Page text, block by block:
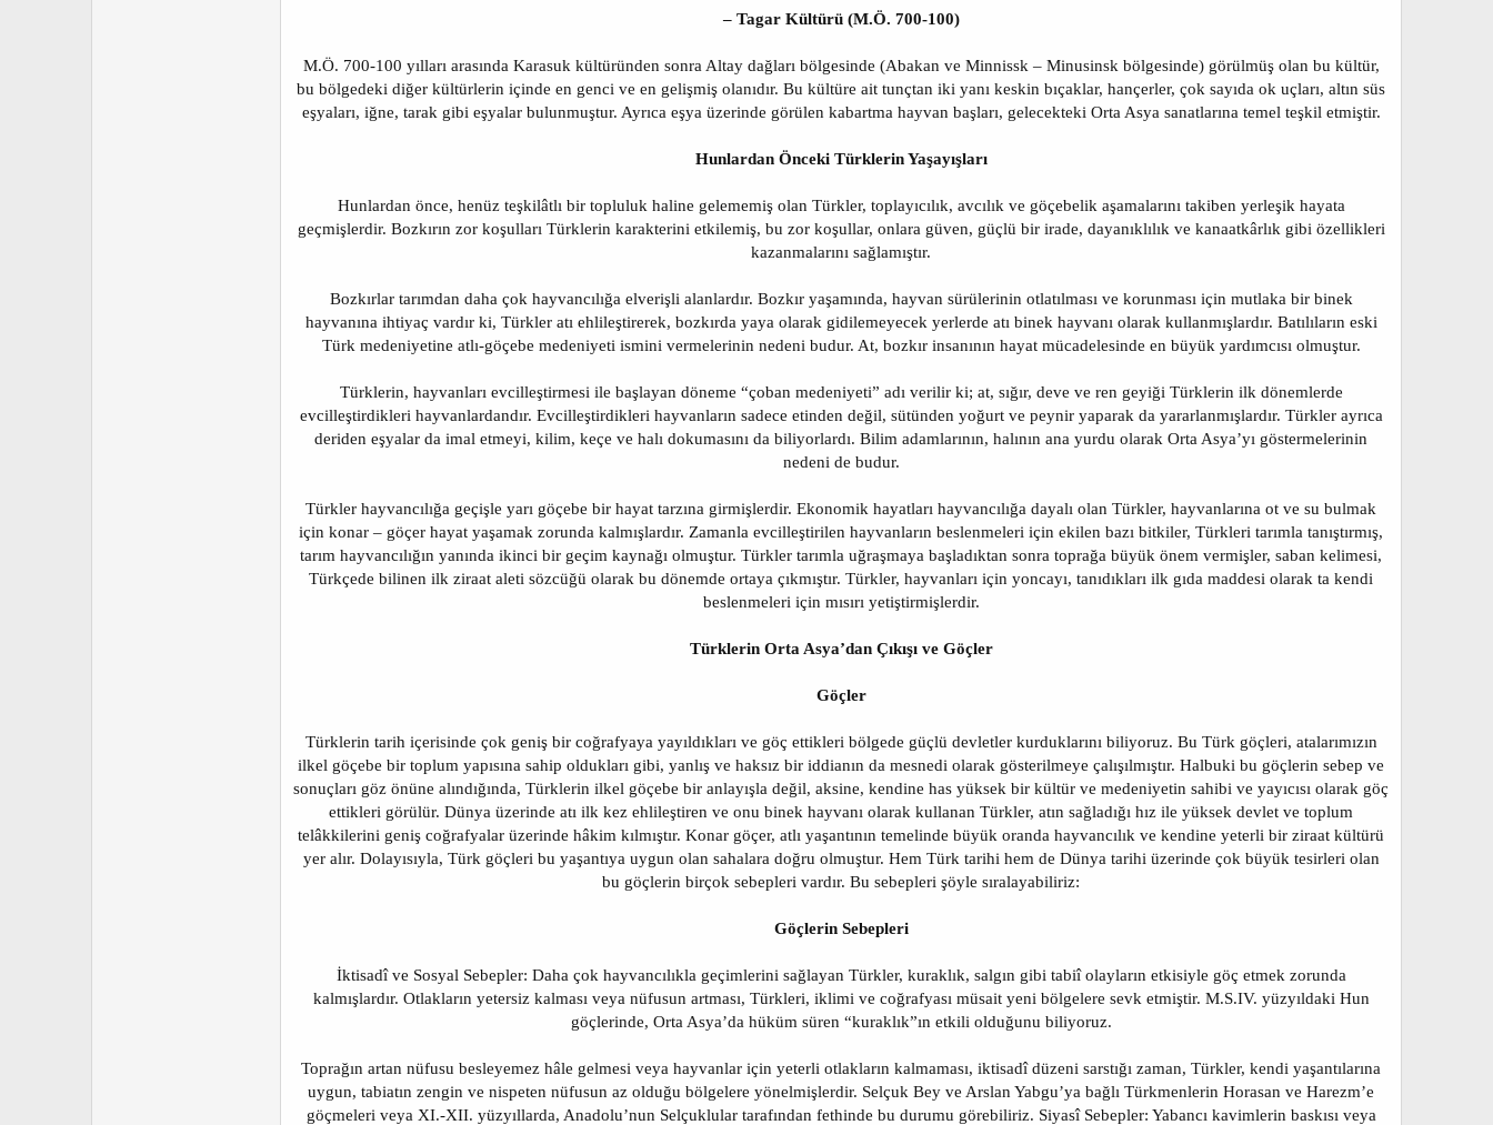
– Tagar Kültürü (M.Ö. 700-100)
M.Ö. 700-100 yılları arasında Karasuk kültüründen sonra Altay dağları bölgesinde (Abakan ve Minnissk – Minusinsk bölgesinde) görülmüş olan bu kültür,
bu bölgedeki diğer kültürlerin içinde en genci ve en gelişmiş olanıdır. Bu kültüre ait tunçtan iki yanı keskin bıçaklar, hançerler, çok sayıda ok uçları, altın süs
eşyaları, iğne, tarak gibi eşyalar bulunmuştur. Ayrıca eşya üzerinde görülen kabartma hayvan başları, gelecekteki Orta Asya sanatlarına temel teşkil etmiştir.
Hunlardan Önceki Türklerin Yaşayışları
Hunlardan önce, henüz teşkilâtlı bir topluluk haline gelememiş olan Türkler, toplayıcılık, avcılık ve göçebelik aşamalarını takiben yerleşik hayata
geçmişlerdir. Bozkırın zor koşulları Türklerin karakterini etkilemiş, bu zor koşullar, onlara güven, güçlü bir irade, dayanıklılık ve kanaatkârlık gibi özellikleri
kazanmalarını sağlamıştır.
Bozkırlar tarımdan daha çok hayvancılığa elverişli alanlardır. Bozkır yaşamında, hayvan sürülerinin otlatılması ve korunması için mutlaka bir binek
hayvanına ihtiyaç vardır ki, Türkler atı ehlileştirerek, bozkırda yaya olarak gidilemeyecek yerlerde atı binek hayvanı olarak kullanmışlardır. Batılıların eski
Türk medeniyetine atlı-göçebe medeniyeti ismini vermelerinin nedeni budur. At, bozkır insanının hayat mücadelesinde en büyük yardımcısı olmuştur.
Türklerin, hayvanları evcilleştirmesi ile başlayan döneme “çoban medeniyeti” adı verilir ki; at, sığır, deve ve ren geyiği Türklerin ilk dönemlerde
evcilleştirdikleri hayvanlardandır. Evcilleştirdikleri hayvanların sadece etinden değil, sütünden yoğurt ve peynir yaparak da yararlanmışlardır. Türkler ayrıca
deriden eşyalar da imal etmeyi, kilim, keçe ve halı dokumasını da biliyorlardı. Bilim adamlarının, halının ana yurdu olarak Orta Asya’yı göstermelerinin
nedeni de budur.
Türkler hayvancılığa geçişle yarı göçebe bir hayat tarzına girmişlerdir. Ekonomik hayatları hayvancılığa dayalı olan Türkler, hayvanlarına ot ve su bulmak
için konar – göçer hayat yaşamak zorunda kalmışlardır. Zamanla evcilleştirilen hayvanların beslenmeleri için ekilen bazı bitkiler, Türkleri tarımla tanıştırmış,
tarım hayvancılığın yanında ikinci bir geçim kaynağı olmuştur. Türkler tarımla uğraşmaya başladıktan sonra toprağa büyük önem vermişler, saban kelimesi,
Türkçede bilinen ilk ziraat aleti sözcüğü olarak bu dönemde ortaya çıkmıştır. Türkler, hayvanları için yoncayı, tanıdıkları ilk gıda maddesi olarak ta kendi
beslenmeleri için mısırı yetiştirmişlerdir.
Türklerin Orta Asya’dan Çıkışı ve Göçler
Göçler
Türklerin tarih içerisinde çok geniş bir coğrafyaya yayıldıkları ve göç ettikleri bölgede güçlü devletler kurduklarını biliyoruz. Bu Türk göçleri, atalarımızın
ilkel göçebe bir toplum yapısına sahip oldukları gibi, yanlış ve haksız bir iddianın da mesnedi olarak gösterilmeye çalışılmıştır. Halbuki bu göçlerin sebep ve
sonuçları göz önüne alındığında, Türklerin ilkel göçebe bir anlayışla değil, aksine, kendine has yüksek bir kültür ve medeniyetin sahibi ve yayıcısı olarak göç
ettikleri görülür. Dünya üzerinde atı ilk kez ehlileştiren ve onu binek hayvanı olarak kullanan Türkler, atın sağladığı hız ile yüksek devlet ve toplum
telâkkilerini geniş coğrafyalar üzerinde hâkim kılmıştır. Konar göçer, atlı yaşantının temelinde büyük oranda hayvancılık ve kendine yeterli bir ziraat kültürü
yer alır. Dolayısıyla, Türk göçleri bu yaşantıya uygun olan sahalara doğru olmuştur. Hem Türk tarihi hem de Dünya tarihi üzerinde çok büyük tesirleri olan
bu göçlerin birçok sebepleri vardır. Bu sebepleri şöyle sıralayabiliriz:
Göçlerin Sebepleri
İktisadî ve Sosyal Sebepler: Daha çok hayvancılıkla geçimlerini sağlayan Türkler, kuraklık, salgın gibi tabiî olayların etkisiyle göç etmek zorunda
kalmışlardır. Otlakların yetersiz kalması veya nüfusun artması, Türkleri, iklimi ve coğrafyası müsait yeni bölgelere sevk etmiştir. M.S.IV. yüzyıldaki Hun
göçlerinde, Orta Asya’da hüküm süren “kuraklık”ın etkili olduğunu biliyoruz.
Toprağın artan nüfusu besleyemez hâle gelmesi veya hayvanlar için yeterli otlakların kalmaması, iktisadî düzeni sarstığı zaman, Türkler, kendi yaşantılarına
uygun, tabiatın zengin ve nispeten nüfusun az olduğu bölgelere yönelmişlerdir. Selçuk Bey ve Arslan Yabgu’ya bağlı Türkmenlerin Horasan ve Harezm’e
göçmeleri veya XI.-XII. yüzyıllarda, Anadolu’nun Selçuklular tarafından fethinde bu durumu görebiliriz. Siyasî Sebepler: Yabancı kavimlerin baskısı veya